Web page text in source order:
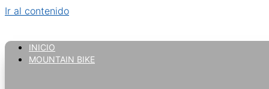
Ir al contenido
INICIO
MOUNTAIN BIKE